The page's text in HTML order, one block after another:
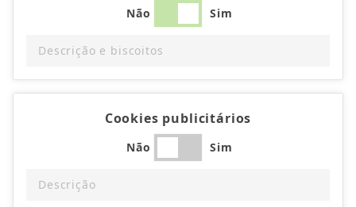
Não Sim
Descrição e biscoitos
Cookies publicitários
Não Sim
Descrição